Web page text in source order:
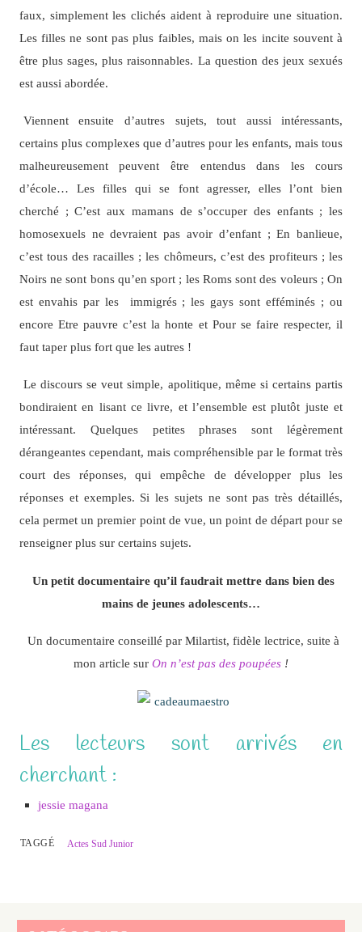
faux, simplement les clichés aident à reproduire une situation.
Les filles ne sont pas plus faibles, mais on les incite souvent à
être plus sages, plus raisonnables. La question des jeux sexués
est aussi abordée.
Viennent ensuite d’autres sujets, tout aussi intéressants,
certains plus complexes que d’autres pour les enfants, mais tous
malheureusement peuvent être entendus dans les cours
d’école… Les filles qui se font agresser, elles l’ont bien
cherché ; C’est aux mamans de s’occuper des enfants ; les
homosexuels ne devraient pas avoir d’enfant ; En banlieue,
c’est tous des racailles ; les chômeurs, c’est des profiteurs ; les
Noirs ne sont bons qu’en sport ; les Roms sont des voleurs ; On
est envahis par les immigrés ; les gays sont efféminés ; ou
encore Etre pauvre c’est la honte et Pour se faire respecter, il
faut taper plus fort que les autres !
Le discours se veut simple, apolitique, même si certains partis
bondiraient en lisant ce livre, et l’ensemble est plutôt juste et
intéressant. Quelques petites phrases sont légèrement
dérangeantes cependant, mais compréhensible par le format très
court des réponses, qui empêche de développer plus les
réponses et exemples. Si les sujets ne sont pas très détaillés,
cela permet un premier point de vue, un point de départ pour se
renseigner plus sur certains sujets.
Un petit documentaire qu’il faudrait mettre dans bien des
mains de jeunes adolescents…
Un documentaire conseillé par Milartist, fidèle lectrice, suite à
mon article sur On n’est pas des poupées !
Les lecteurs sont arrivés en
cherchant :
jessie magana
TAGGÉ Actes Sud Junior